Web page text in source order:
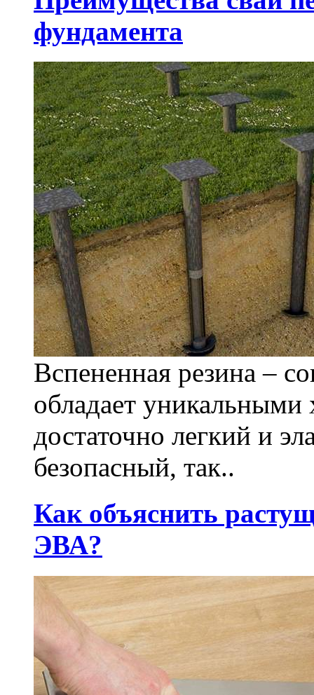
фундамента
Вспененная резина –
обладает уникальными
достаточно легкий и
безопасный, так..
Как объяснить
ЭВА?